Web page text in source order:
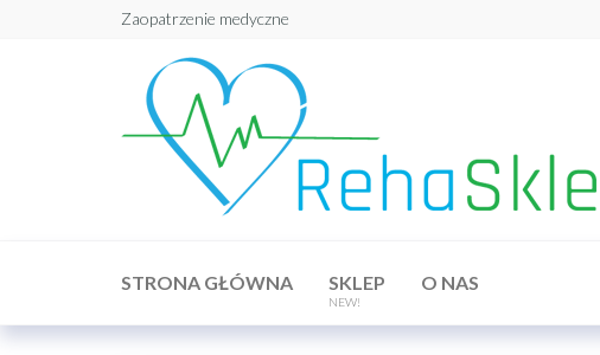
Zaopatrzenie medyczne
STRONA GŁÓWNA SKLEP
NEW!
O NAS